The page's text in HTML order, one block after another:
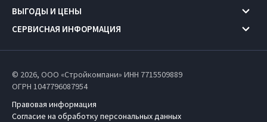
ВЫГОДЫ И ЦЕНЫ
СЕРВИСНАЯ ИНФОРМАЦИЯ
© 2026, ООО «Стройкомпани» ИНН 7715509889
ОГРН 1047796087954
Правовая информация
Согласие на обработку персональных данных